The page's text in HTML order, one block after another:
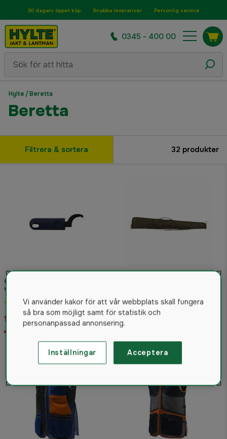
30 dagars öppet köp Snabba leveranser Personlig service
0345 - 400 00
Hylte /Beretta
Beretta
Filtrera & sortera 32 produkter
Chokenyckel till jakt,
Victory, Optima
A11:A21extended
5.0(1)
149 kr
Beretta GameKeeper EVO
Gun Case 128cm
795 kr
Vi använder kakor för att vår webbplats skall fungera
så bra som möjligt samt för statistik och
personanpassad annonsering.
Inställningar Acceptera